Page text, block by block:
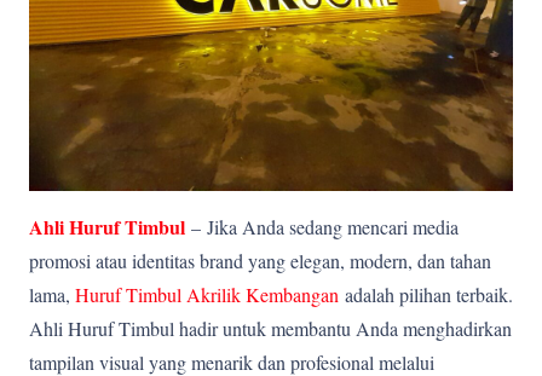
Ahli Huruf Timbul – Jika Anda sedang mencari media
promosi atau identitas brand yang elegan, modern, dan tahan
lama, Huruf Timbul Akrilik Kembangan adalah pilihan terbaik.
Ahli Huruf Timbul hadir untuk membantu Anda menghadirkan
tampilan visual yang menarik dan profesional melalui